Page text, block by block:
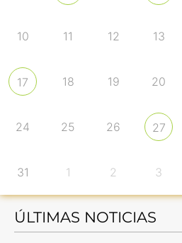
10 11 12 13
17 18 19 20
24 25 26 27
31 1 2 3
ÚLTIMAS NOTICIAS